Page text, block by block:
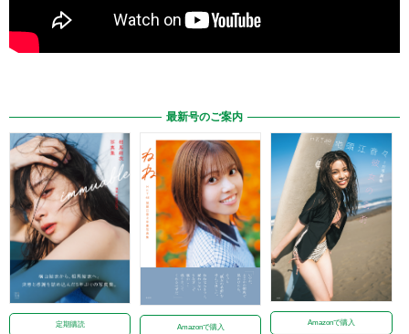
最新号のご案内
定期購読 Amazonで購入
Amazonで購入